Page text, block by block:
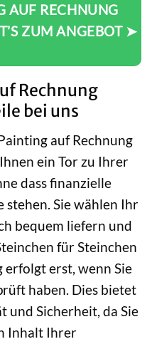
AUF RECHNUNG
ZUM ANGEBOT ➤
Rechnung
bei uns
auf Rechnung
ein Tor zu Ihrer
dass finanzielle
stehen. Sie wählen Ihr
bequem liefern und
für Steinchen
erfolgt erst, wenn Sie
haben. Dies bietet
und Sicherheit, da Sie
Inhalt Ihrer